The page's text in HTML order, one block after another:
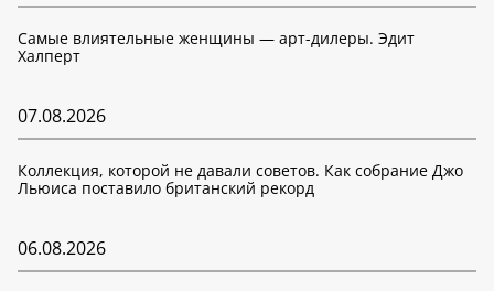
Самые влиятельные женщины — арт-дилеры. Эдит
Халперт
07.08.2026
Коллекция, которой не давали советов. Как собрание Джо
Льюиса поставило британский рекорд
06.08.2026